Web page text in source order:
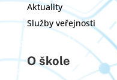
Aktuality
Služby veřejnosti
O škole